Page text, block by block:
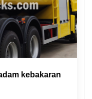
kebakaran